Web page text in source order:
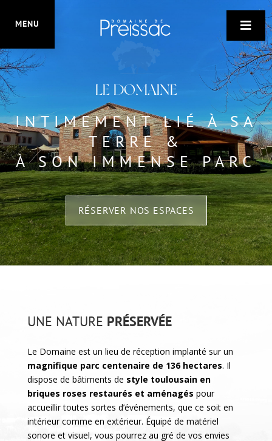
EN SAVOIR PLUS

MENU
LE DOMAINE
INTIMEMENT LIÉ À SA
TERRE &
À SON IMMENSE PARC
RÉSERVER NOS ESPACES
UNE NATURE PRÉSERVÉE
Le Domaine est un lieu de réception implanté sur un
magnifique parc centenaire de 136 hectares. Il
dispose de bâtiments de style toulousain en
briques roses restaurés et aménagés pour
accueillir toutes sortes d’événements, que ce soit en
intérieur comme en extérieur. Équipé de matériel
sonore et visuel, vous pourrez au gré de vos envies